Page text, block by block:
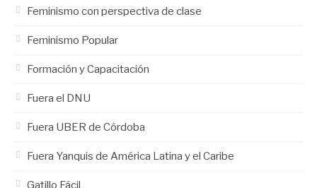
Feminismo con perspectiva de clase
Feminismo Popular
Formación y Capacitación
Fuera el DNU
Fuera UBER de Córdoba
Fuera Yanquis de América Latina y el Caribe